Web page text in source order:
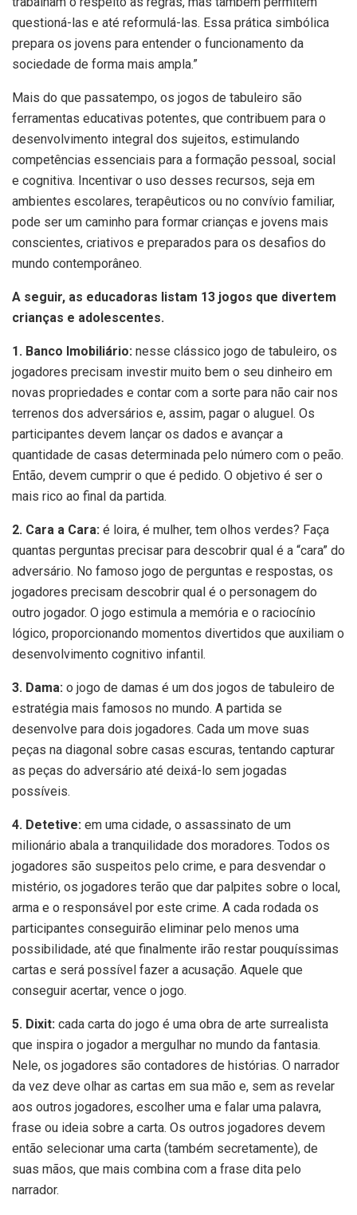
questioná-las e até reformulá-las. Essa prática simbólica
prepara os jovens para entender o funcionamento da
sociedade de forma mais ampla.”
Mais do que passatempo, os jogos de tabuleiro são
ferramentas educativas potentes, que contribuem para o
desenvolvimento integral dos sujeitos, estimulando
competências essenciais para a formação pessoal, social
e cognitiva. Incentivar o uso desses recursos, seja em
ambientes escolares, terapêuticos ou no convívio familiar,
pode ser um caminho para formar crianças e jovens mais
conscientes, criativos e preparados para os desafios do
mundo contemporâneo.
A seguir, as educadoras listam 13 jogos que divertem
crianças e adolescentes.
1. Banco Imobiliário: nesse clássico jogo de tabuleiro, os
jogadores precisam investir muito bem o seu dinheiro em
novas propriedades e contar com a sorte para não cair nos
terrenos dos adversários e, assim, pagar o aluguel. Os
participantes devem lançar os dados e avançar a
quantidade de casas determinada pelo número com o peão.
Então, devem cumprir o que é pedido. O objetivo é ser o
mais rico ao final da partida.
2. Cara a Cara: é loira, é mulher, tem olhos verdes? Faça
quantas perguntas precisar para descobrir qual é a “cara” do
adversário. No famoso jogo de perguntas e respostas, os
jogadores precisam descobrir qual é o personagem do
outro jogador. O jogo estimula a memória e o raciocínio
lógico, proporcionando momentos divertidos que auxiliam o
desenvolvimento cognitivo infantil.
3. Dama: o jogo de damas é um dos jogos de tabuleiro de
estratégia mais famosos no mundo. A partida se
desenvolve para dois jogadores. Cada um move suas
peças na diagonal sobre casas escuras, tentando capturar
as peças do adversário até deixá-lo sem jogadas
possíveis.
4. Detetive: em uma cidade, o assassinato de um
milionário abala a tranquilidade dos moradores. Todos os
jogadores são suspeitos pelo crime, e para desvendar o
mistério, os jogadores terão que dar palpites sobre o local,
arma e o responsável por este crime. A cada rodada os
participantes conseguirão eliminar pelo menos uma
possibilidade, até que finalmente irão restar pouquíssimas
cartas e será possível fazer a acusação. Aquele que
conseguir acertar, vence o jogo.
5. Dixit: cada carta do jogo é uma obra de arte surrealista
que inspira o jogador a mergulhar no mundo da fantasia.
Nele, os jogadores são contadores de histórias. O narrador
da vez deve olhar as cartas em sua mão e, sem as revelar
aos outros jogadores, escolher uma e falar uma palavra,
frase ou ideia sobre a carta. Os outros jogadores devem
então selecionar uma carta (também secretamente), de
suas mãos, que mais combina com a frase dita pelo
narrador.